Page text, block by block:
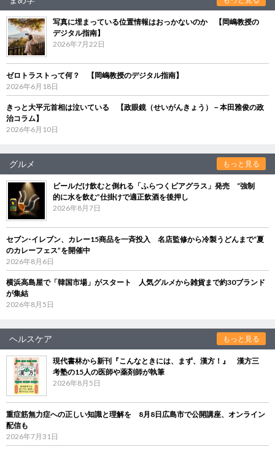
写真に埋まっている位置情報はおっかないのか 【岡嶋教授の
デジタル指南】
2026年7月22日
ゼロトラストって何？ 【岡嶋教授のデジタル指南】
2026年6月18日
きっと大平元首相は泣いている 【政眼鏡（せいがんきょう）－本田雅俊の政
治コラム】
2026年6月10日
グルメ もっと見る
ビールだけ飲むと倒れる「ふらつくビアグラス」発売 “強制
的に水を飲む”仕掛けで適正飲酒を後押し
2026年8月7日
セブン‐イレブン、カレー15商品を一斉投入 名店監修から冷製うどんまで“夏
のカレーフェス”を開催中
2026年8月6日
横浜高島屋で「韓国市場」がスタート 人気グルメから雑貨まで約30ブランド
が集結
2026年8月5日
ヘルスケア もっと見る
現代書林から新刊『こんなときには、まず、漢方！』 漢方三
考塾の15人の医師や薬剤師が執筆
2026年8月5日
重症筋無力症への正しい知識と理解を 8月8日広島市で公開講座、オンライン
配信も
2026年7月31日